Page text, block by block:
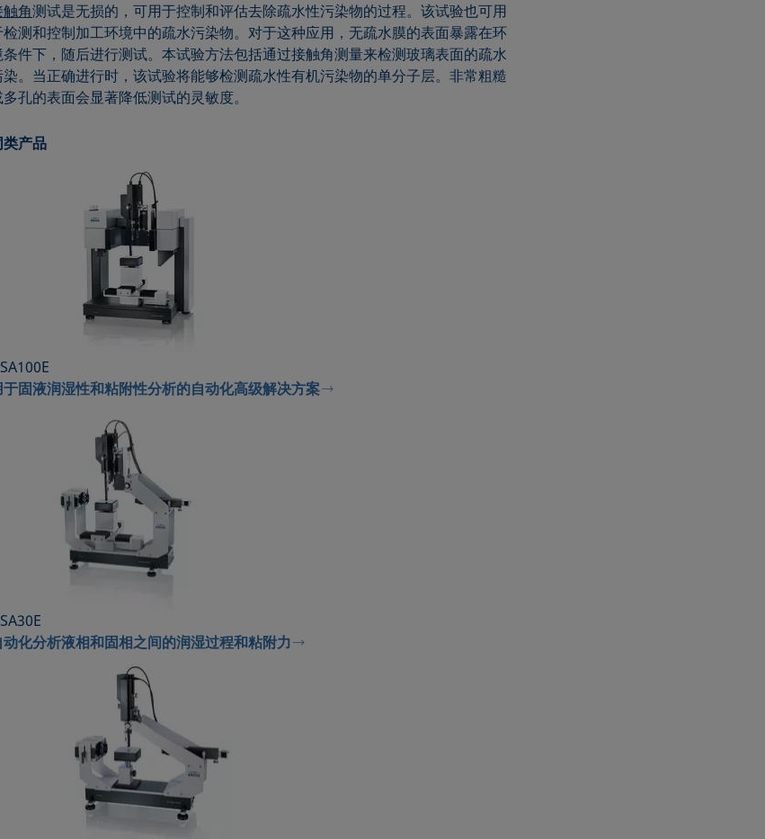
角测试是无损的，可用于控制和评估去除疏水性污染物的过程。该试验也可用
检测和控制加工环境中的疏水污染物。对于这种应用，无疏水膜的表面暴露在环
条件下，随后进行测试。本试验方法包括通过接触角测量来检测玻璃表面的疏水
染。当正确进行时，该试验将能够检测疏水性有机污染物的单分子层。非常粗糙
孔的表面会显著降低测试的灵敏度。
类产品
于固液润湿性和粘附性分析的自动化高级解决方案
动化分析液相和固相之间的润湿过程和粘附力